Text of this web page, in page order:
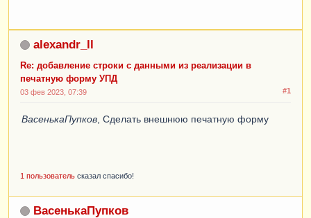
alexandr_ll
Re: добавление строки с данными из реализации в
печатную форму УПД
#1
03 фев 2023, 07:39
ВасенькаПупков , Сделать внешнюю печатную форму
1 пользователь сказал спасибо!
ВасенькаПупков